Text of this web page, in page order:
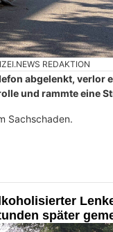
REDAKTION
abgelenkt, verlor
und rammte eine
Sachschaden.
später